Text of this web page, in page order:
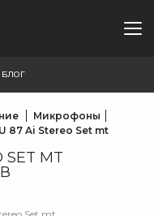
БЛОГ
Микрофоны
87 Ai Stereo Set mt
SET MT